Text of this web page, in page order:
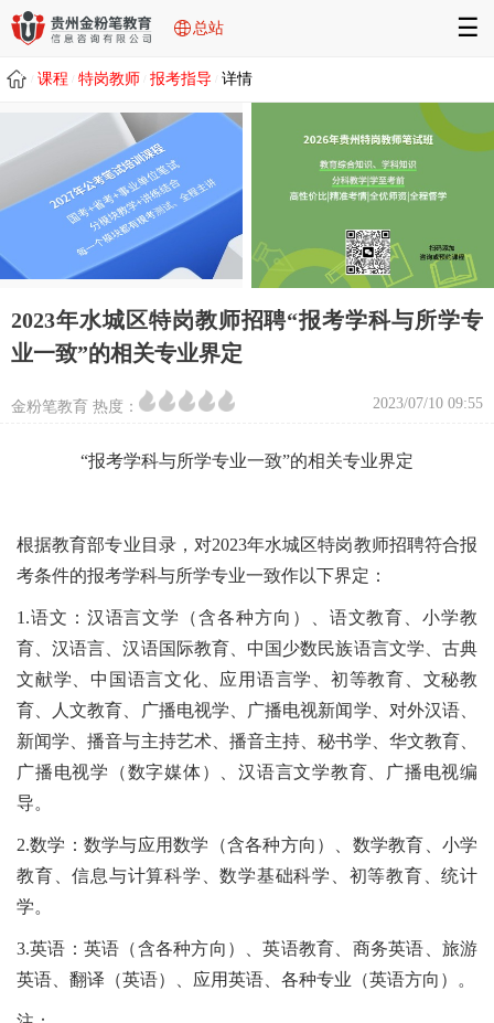
总站 ☰
课程 特岗教师 报考指导 详情
2023年水城区特岗教师招聘“报考学科与所学专
业一致”的相关专业界定
金粉笔教育 热度： 2023/07/10 09:55
“报考学科与所学专业一致”的相关专业界定
根据教育部专业目录，对2023年水城区特岗教师招聘符合报
考条件的报考学科与所学专业一致作以下界定：
1.语文：汉语言文学（含各种方向）、语文教育、小学教
育、汉语言、汉语国际教育、中国少数民族语言文学、古典
文献学、中国语言文化、应用语言学、初等教育、文秘教
育、人文教育、广播电视学、广播电视新闻学、对外汉语、
新闻学、播音与主持艺术、播音主持、秘书学、华文教育
广播电视学（数字媒体）、汉语言文学教育、广播电视编
导。
2.数学：数学与应用数学（含各种方向）、数学教育、小学
教育、信息与计算科学、数学基础科学、初等教育 、统计
学。
3.英语：英语（含各种方向）、英语教育、商务英语、旅游
英语、翻译（英语）、应用英语、各种专业（英语方向）。